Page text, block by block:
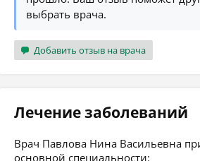
выбрать врача.
Добавить отзыв на врача
Лечение заболеваний
Врач Павлова Нина Васильевна
основной специальности: